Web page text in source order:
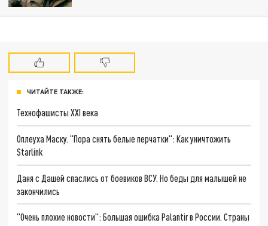
ЧИТАЙТЕ ТАКЖЕ:
Технофашисты XXI века
Оплеуха Маску. "Пора снять белые перчатки": Как уничтожить
Starlink
Даня с Дашей спаслись от боевиков ВСУ. Но беды для малышей не
закончились
"Очень плохие новости": Большая ошибка Palantir в России. Страны